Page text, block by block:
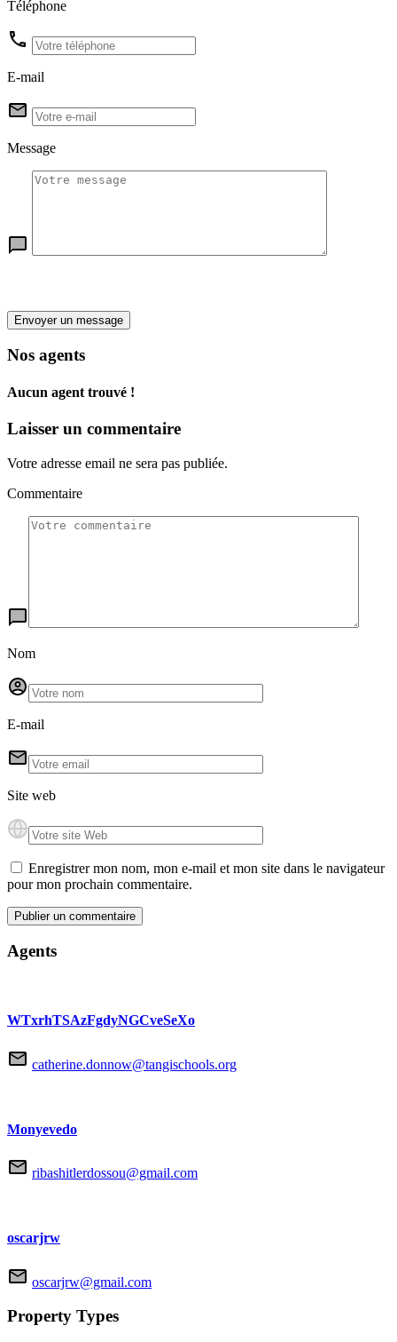
Téléphone
E-mail
Message
Envoyer un message
Nos agents
Aucun agent trouvé !
Laisser un commentaire
Votre adresse email ne sera pas publiée.
Commentaire
Nom
E-mail
Site web
Enregistrer mon nom, mon e-mail et mon site dans le navigateur
pour mon prochain commentaire.
Agents
WTxrhTSAzFgdyNGCveSeXo
catherine.donnow@tangischools.org
Monyevedo
ribashitlerdossou@gmail.com
oscarjrw
oscarjrw@gmail.com
Property Types